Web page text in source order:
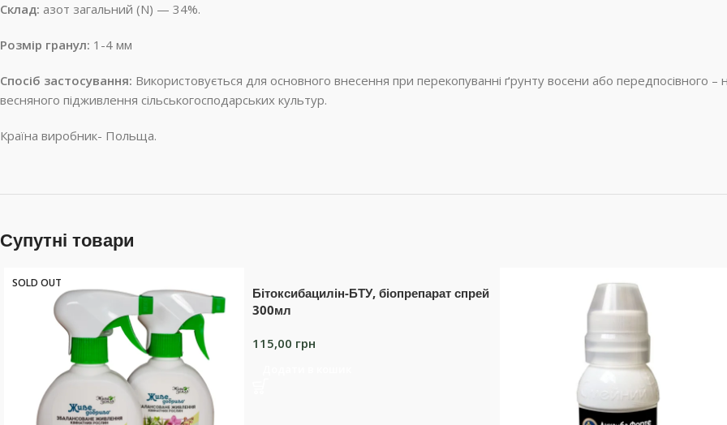
Склад: азот загальний (N) — 34%.
Розмір гранул: 1-4 мм
Спосіб застосування: Використовується для основного внесення при перекопуванні ґрунту восени або передпосівного –
весняного підживлення сільськогосподарських культур.
Країна виробник- Польща.
Супутні товари
SOLD OUT
Бітоксибацилін-БТУ, біопрепарат спрей
300мл
115,00 грн